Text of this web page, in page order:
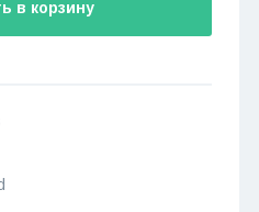
в корзину